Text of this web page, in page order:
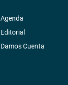
Agenda
Editorial
Damos Cuenta